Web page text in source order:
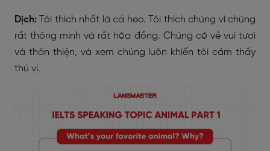
Dịch:
Tôi thích nhất là cá heo. Tôi thích chúng vì chúng
rất thông minh và rất hòa đồng. Chúng có vẻ vui tươi
và thân thiện, và xem chúng luôn khiến tôi cảm thấy
thú vị.